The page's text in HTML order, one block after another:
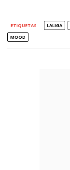
ETIQUETAS LALIGA
MOOD